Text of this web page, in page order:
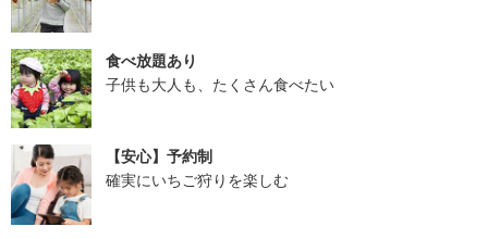
食べ放題あり
子供も大人も、たくさん食べたい
【安心】予約制
確実にいちご狩りを楽しむ